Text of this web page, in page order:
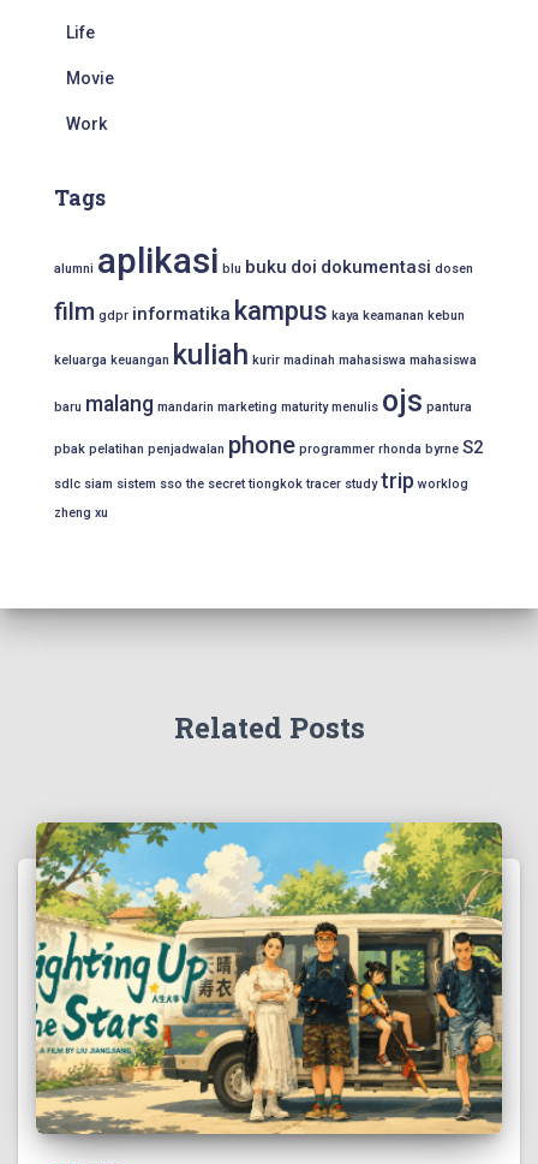
Life
Movie
Work
Tags
alumni aplikasi blu buku doi dokumentasi dosen
film gdpr informatika kampus kaya keamanan kebun
keluarga keuangan kuliah kurir madinah mahasiswa mahasiswa
baru malang mandarin marketing maturity menulis ojs pantura
pbak pelatihan penjadwalan phone programmer rhonda byrne S2
sdlc siam sistem sso the secret tiongkok tracer study trip worklog
zheng xu
Related Posts